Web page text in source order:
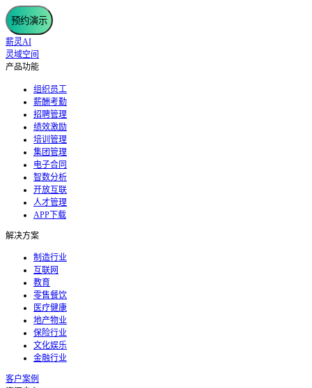
预约演示
薪灵AI
灵域空间
产品功能
组织员工
薪酬考勤
招聘管理
绩效激励
培训管理
集团管理
电子合同
智数分析
开放互联
人才管理
APP下载
解决方案
制造行业
互联网
教育
零售餐饮
医疗健康
地产物业
保险行业
文化娱乐
金融行业
客户案例